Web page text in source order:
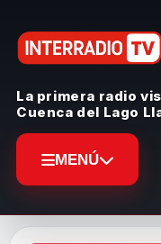
La primera radio
Cuenca del Lago
MENÚ